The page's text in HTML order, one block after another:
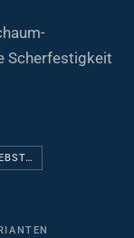
Scherfestigkeit